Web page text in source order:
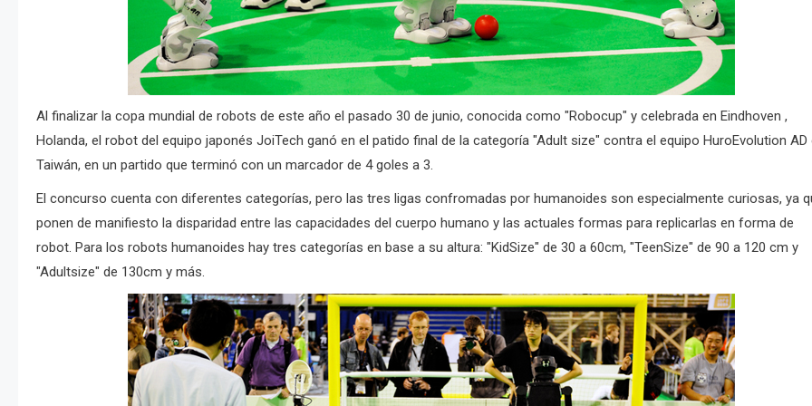
Al finalizar la copa mundial de robots de este año el pasado 30 de junio, conocida como "Robocup" y celebrada en Eindhoven ,
Holanda, el robot del equipo japonés JoiTech ganó en el patido final de la categoría "Adult size" contra el equipo HuroEvolution AD
Taiwán, en un partido que terminó con un marcador de 4 goles a 3.
El concurso cuenta con diferentes categorías, pero las tres ligas confromadas por humanoides son especialmente curiosas, ya
ponen de manifiesto la disparidad entre las capacidades del cuerpo humano y las actuales formas para replicarlas en forma de
robot. Para los robots humanoides hay tres categorías en base a su altura: "KidSize" de 30 a 60cm, "TeenSize" de 90 a 120 cm y
"Adultsize" de 130cm y más.